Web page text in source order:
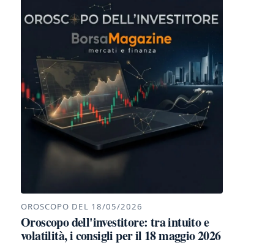
OROSCOPO DEL 18/05/2026
Oroscopo dell'investitore: tra intuito e
volatilità, i consigli per il 18 maggio 2026